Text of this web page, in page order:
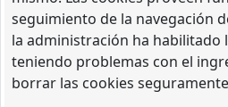
seguimiento de la navegación
la administración ha habilitado
teniendo problemas con el
borrar las cookies